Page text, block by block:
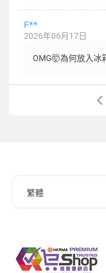
F**
2026年06月17日
OMG🤯為何放入冰